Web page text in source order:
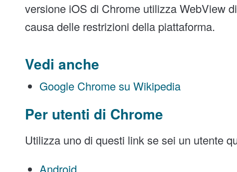
versione iOS di Chrome utilizza WebView
causa delle restrizioni della piattaforma.
Vedi anche
Google Chrome su Wikipedia
Per utenti di Chrome
Utilizza uno di questi link se sei un utente
Android